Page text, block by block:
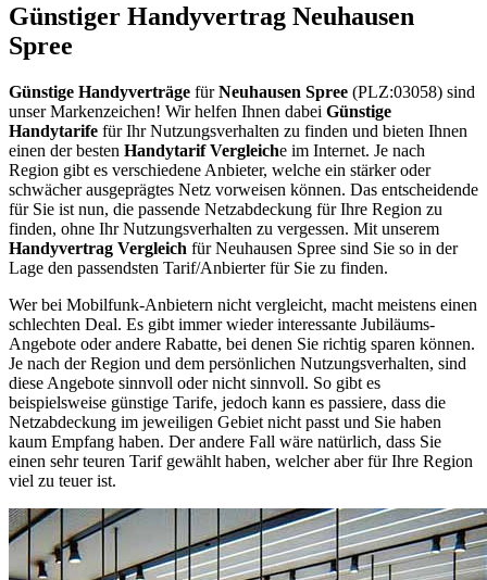
Günstiger Handyvertrag Neuhausen
Spree
Günstige Handyverträge fürNeuhausen Spree (PLZ:03058) sind
unser Markenzeichen! Wir helfen Ihnen dabei Günstige
Handytarife für Ihr Nutzungsverhalten zu finden und bieten Ihnen
einen der besten Handytarif Vergleiche im Internet. Je nach
Region gibt es verschiedene Anbieter, welche ein stärker oder
schwächer ausgeprägtes Netz vorweisen können. Das entscheidende
für Sie ist nun, die passende Netzabdeckung für Ihre Region zu
finden, ohne Ihr Nutzungsverhalten zu vergessen. Mit unserem
Handyvertrag Vergleich für Neuhausen Spree sind Sie so in der
Lage den passendsten Tarif/Anbierter für Sie zu finden.
Wer bei Mobilfunk-Anbietern nicht vergleicht, macht meistens einen
schlechten Deal. Es gibt immer wieder interessante Jubiläums-
Angebote oder andere Rabatte, bei denen Sie richtig sparen können.
Je nach der Region und dem persönlichen Nutzungsverhalten, sind
diese Angebote sinnvoll oder nicht sinnvoll. So gibt es
beispielsweise günstige Tarife, jedoch kann es passiere, dass die
Netzabdeckung im jeweiligen Gebiet nicht passt und Sie haben
kaum Empfang haben. Der andere Fall wäre natürlich, dass Sie
einen sehr teuren Tarif gewählt haben, welcher aber für Ihre Region
viel zu teuer ist.